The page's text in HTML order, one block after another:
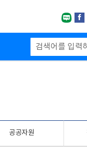
네이
공공자원